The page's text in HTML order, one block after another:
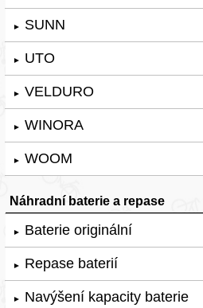
► SUNN
► UTO
► VELDURO
► WINORA
► WOOM
Náhradní baterie a repase
► Baterie originální
► Repase baterií
► Navýšení kapacity baterie